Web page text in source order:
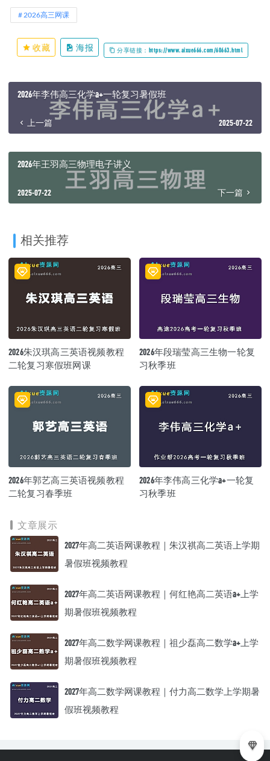
2026高三网课
收藏 海报 分享链接：https://www.aixue666.com/60663.html
2026年李伟高三化学a+一轮复习暑假班
上一篇 2025-07-22
2026年王羽高三物理电子讲义
2025-07-22 下一篇
相关推荐
2026朱汉琪高三英语视频教程
二轮复习寒假班网课
2026年段瑞莹高三生物一轮复
习秋季班
2026年郭艺高三英语视频教程
二轮复习春季班
2026年李伟高三化学a+一轮复
习秋季班
文章展示
2027年高二英语网课教程｜朱汉祺高二英语上学期
暑假班视频教程
2027年高二英语网课教程｜何红艳高二英语a+上学
期暑假班视频教程
2027年高二数学网课教程｜祖少磊高二数学a+上学
期暑假班视频教程
2027年高二数学网课教程｜付力高二数学上学期暑
假班视频教程